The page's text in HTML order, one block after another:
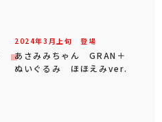
2024年3 月 上旬 登場
あさみみちゃん GRAN＋
ぬいぐるみ ほほえみver.